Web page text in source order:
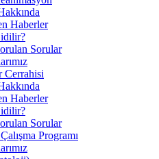
Haberler
Sorular
Cerrahisi
Haberler
Sorular
Programı